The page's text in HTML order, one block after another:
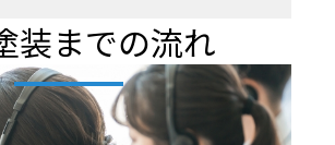
装までの流れ